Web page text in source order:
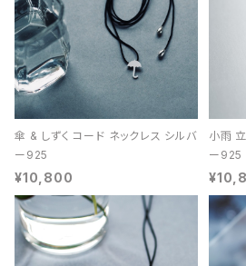
傘 & しずく コード ネックレス シルバ
ー925
¥10,800
小雨
ー925